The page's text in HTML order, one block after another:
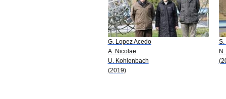
G. Lopez Acedo
A. Nicolae
U. Kohlenbach
(2019)
S.